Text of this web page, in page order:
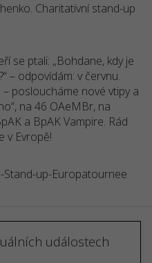
Charitativní stand-up
se ptali: „Bohdane, kdy je
– odpovídám: v červnu.
posloucháme nové vtipy a
na 46 OAeMBr, na
a BpAK Vampire. Rád
v Evropě!
up-Europatournee
událostech